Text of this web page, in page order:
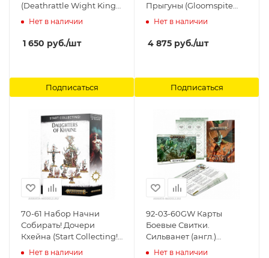
(Deathrattle Wight King)
Games Workshop
Нет в наличии
1 650 руб./шт
Подписаться
Прыгуны (Gloomspite
Gitz Squig Hoppers)
Нет в наличии
4 875 руб./шт
Подписаться
70-61 Набор Начни
Собирать! Дочери
Кхейна (Start Collecting!
Daughters of Khaine)
Нет в наличии
92-03-60GW Карты
Боевые Свитки.
Сильванет (англ.)
(Warscroll Cards:
Нет в наличии